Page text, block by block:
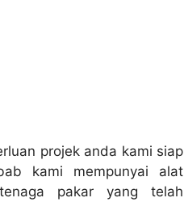
projek anda kami siap
kami mempunyai alat
pakar yang telah